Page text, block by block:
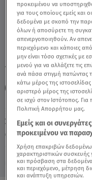
Σάββατο 8 Αυγούστου
08.02.21, 13:16 ΖΩΔΙΑ
TAGS: ΖΩΔΙΑ ΣΗΜΕΡΑ
ΑΣΤΡΟΛΟΓΙΚΕΣ
προκειμένου να
για τους οποίους εμείς και
δεδομένα με σκοπό την
όλων ή αποσύρετε τη
απενεργοποιηθούν. Αν
περιεχόμενο και κάποιες
μην είναι τόσο σχετικές με
μενού για να αλλάξετε τις
ανά πάσα στιγμή πατώντας
κάτω μέρος της
αριστερό μέρος της
σε ισχύ στον Ιστότοπος. Για
Πολιτική Απορρήτου μας.
Εμείς και οι
προκειμένου να
Χρήση επακριβών
χαρακτηριστικών
και πρόσβαση στα
και περιεχόμενο, μέτρηση
και ανάπτυξη υπηρεσιών.